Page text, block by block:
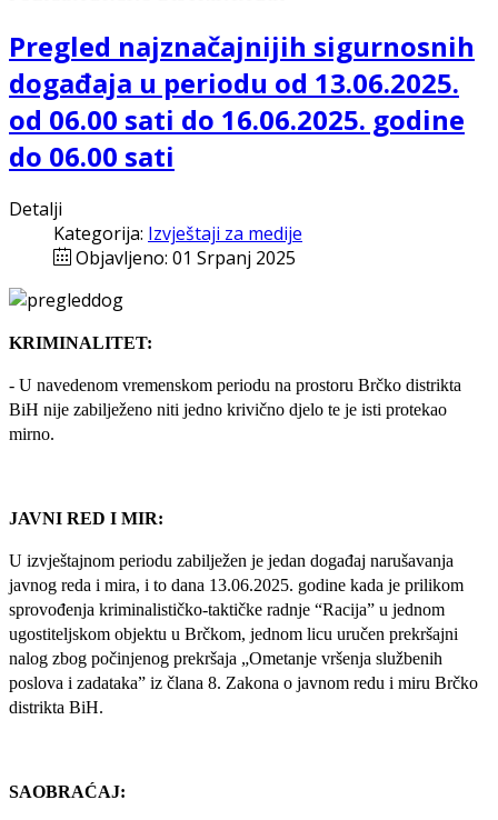
Pregled najznačajnijih sigurnosnih
događaja u periodu od 13.06.2025.
od 06.00 sati do 16.06.2025. godine
do 06.00 sati
Detalji
Kategorija: Izvještaji za medije
Objavljeno: 01 Srpanj 2025
KRIMINALITET:
- U navedenom vremenskom periodu na prostoru Brčko distrikta
BiH nije zabilježeno niti jedno krivično djelo te je isti protekao
mirno.
JAVNI RED I MIR:
U izvještajnom periodu zabilježen je jedan događaj narušavanja
javnog reda i mira, i to dana 13.06.2025. godine kada je prilikom
sprovođenja kriminalističko-taktičke radnje “Racija” u jednom
ugostiteljskom objektu u Brčkom, jednom licu uručen prekršajni
nalog zbog počinjenog prekršaja „Ometanje vršenja službenih
poslova i zadataka” iz člana 8. Zakona o javnom redu i miru Brčko
distrikta BiH.
SAOBRAĆAJ: